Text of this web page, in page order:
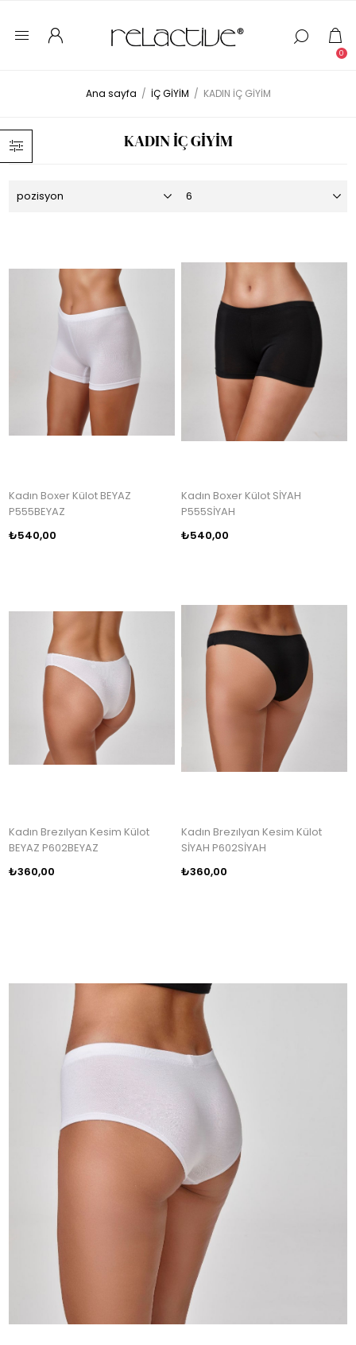
0
Ana sayfa / İÇ GİYİM / KADIN İÇ GİYİM
KADIN İÇ GİYİM
Kadın Boxer Külot BEYAZ
P555BEYAZ
₺540,00
Kadın Boxer Külot SİYAH
P555SİYAH
₺540,00
Kadın Brezılyan Kesim Külot
BEYAZ P602BEYAZ
₺360,00
Kadın Brezılyan Kesim Külot
SİYAH P602SİYAH
₺360,00